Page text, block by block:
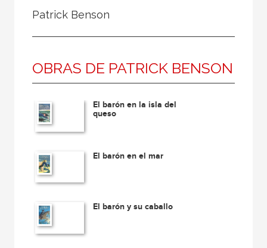
Coordinador
Editor
Editora
Escritor
Ilustrador
Prologuista
Traductor
Traductora
Patrick Benson
OBRAS DE PATRICK BENSON
El barón en la isla del
queso
El barón en el mar
El barón y su caballo